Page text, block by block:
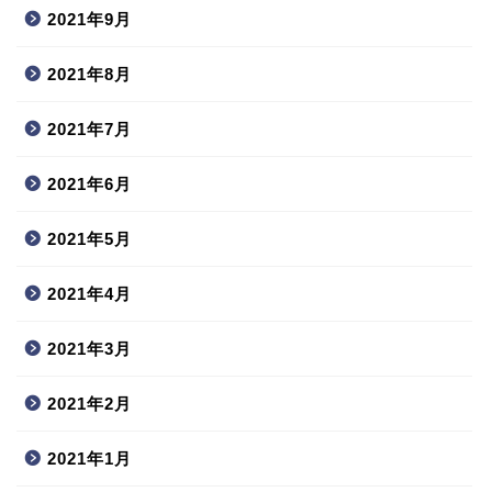
2021年9月
2021年8月
2021年7月
2021年6月
2021年5月
2021年4月
2021年3月
2021年2月
2021年1月